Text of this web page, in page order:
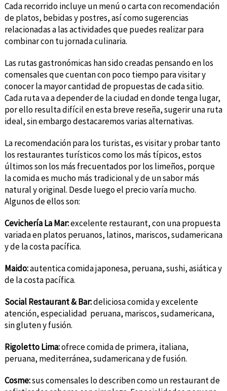
Cada recorrido incluye un menú o carta con recomendación
de platos, bebidas y postres, así como sugerencias
relacionadas a las actividades que puedes realizar para
combinar con tu jornada culinaria.
Las rutas gastronómicas han sido creadas pensando en los
comensales que cuentan con poco tiempo para visitar y
conocer la mayor cantidad de propuestas de cada sitio.
Cada ruta va a depender de la ciudad en donde tenga lugar,
por ello resulta difícil en esta breve reseña, sugerir una ruta
ideal, sin embargo destacaremos varias alternativas.
La recomendación para los turistas, es visitar y probar tanto
los restaurantes turísticos como los más típicos, estos
últimos son los más frecuentados por los limeños, porque
la comida es mucho más tradicional y de un sabor más
natural y original. Desde luego el precio varía mucho.
Algunos de ellos son:
Cevichería La Mar:excelente restaurant, con una propuesta
variada en platos peruanos, latinos, mariscos, sudamericana
y de la costa pacífica.
Maido:autentica comida japonesa, peruana, sushi, asiática y
de la costa pacífica.
Social Restaurant & Bar:deliciosa comida y excelente
atención, especialidad peruana, mariscos, sudamericana,
sin gluten y fusión.
Rigoletto Lima:ofrece comida de primera, italiana,
peruana, mediterránea, sudamericana y de fusión.
Cosme:sus comensales lo describen como un restaurant de